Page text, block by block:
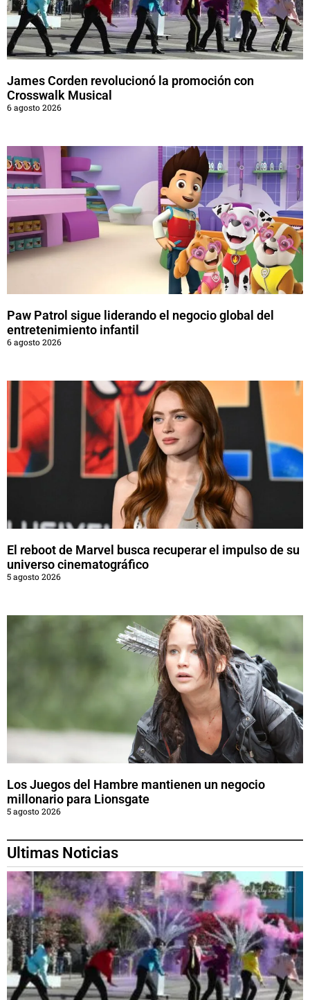
James Corden revolucionó la promoción con
Crosswalk Musical
6 agosto 2026
Paw Patrol sigue liderando el negocio global del
entretenimiento infantil
6 agosto 2026
El reboot de Marvel busca recuperar el impulso de su
universo cinematográfico
5 agosto 2026
Los Juegos del Hambre mantienen un negocio
millonario para Lionsgate
5 agosto 2026
Ultimas Noticias